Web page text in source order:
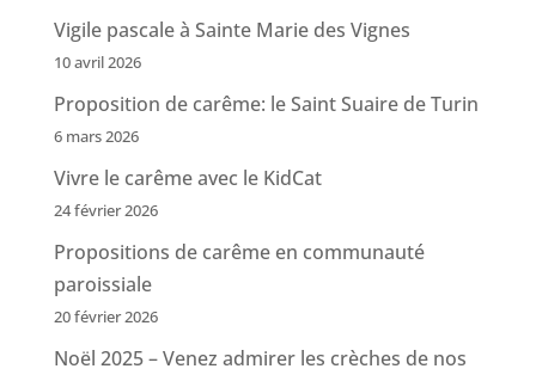
Vigile pascale à Sainte Marie des Vignes
10 avril 2026
Proposition de carême: le Saint Suaire de Turin
6 mars 2026
Vivre le carême avec le KidCat
24 février 2026
Propositions de carême en communauté
paroissiale
20 février 2026
Noël 2025 – Venez admirer les crèches de nos